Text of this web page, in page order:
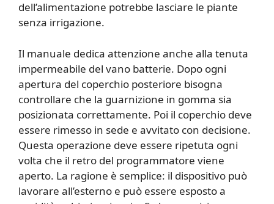
dell’alimentazione potrebbe lasciare le piante
senza irrigazione.
Il manuale dedica attenzione anche alla tenuta
impermeabile del vano batterie. Dopo ogni
apertura del coperchio posteriore bisogna
controllare che la guarnizione in gomma sia
posizionata correttamente. Poi il coperchio deve
essere rimesso in sede e avvitato con decisione.
Questa operazione deve essere ripetuta ogni
volta che il retro del programmatore viene
aperto. La ragione è semplice: il dispositivo può
lavorare all’esterno e può essere esposto a